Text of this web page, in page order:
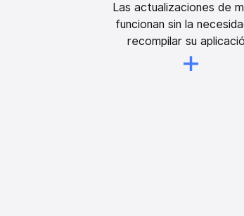
Las actualizaciones de
funcionan sin la
recompilar su